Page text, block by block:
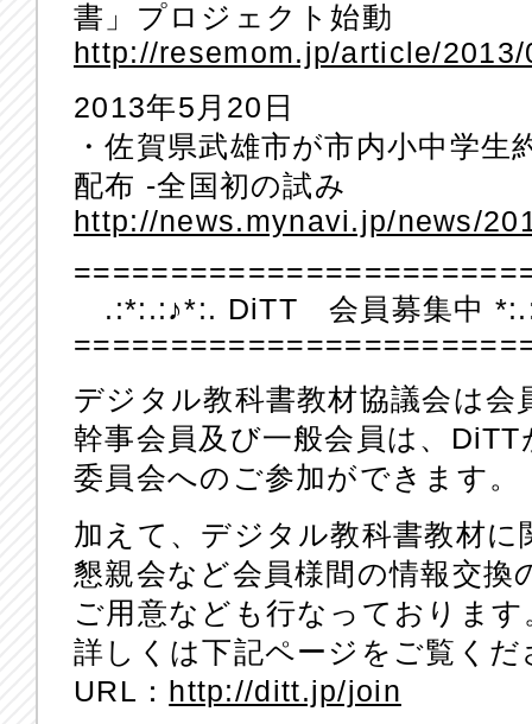
書」プロジェクト始動
http://resemom.jp/article/
2013年5月20日
・佐賀県武雄市が市内小中学
配布 -全国初の試み
http://news.mynavi.jp/news/
.:*:.:♪*:. DiTT 会員募集中
デジタル教科書教材協議会は
幹事会員及び一般会員は、
委員会へのご参加ができます。
加えて、デジタル教科書教材に
懇親会など会員様間の情報交換
ご用意なども行なっております
詳しくは下記ページをご覧くだ
URL： http://ditt.jp/join